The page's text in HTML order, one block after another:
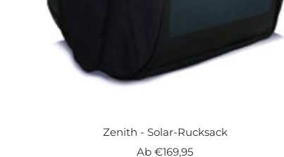
Zenith - Solar-Rucksack
Angebotspreis
Ab €169,95